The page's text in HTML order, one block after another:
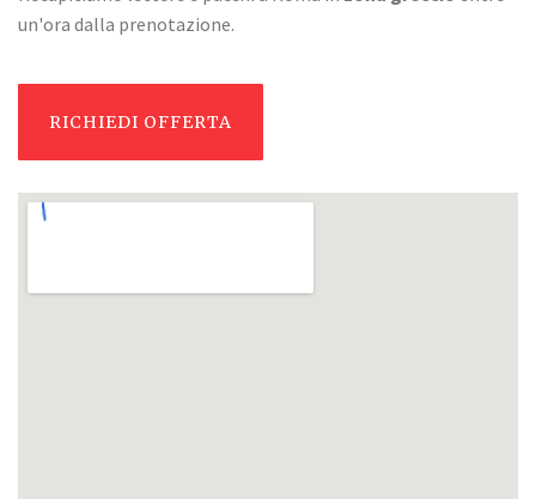
un'ora dalla prenotazione.
RICHIEDI OFFERTA